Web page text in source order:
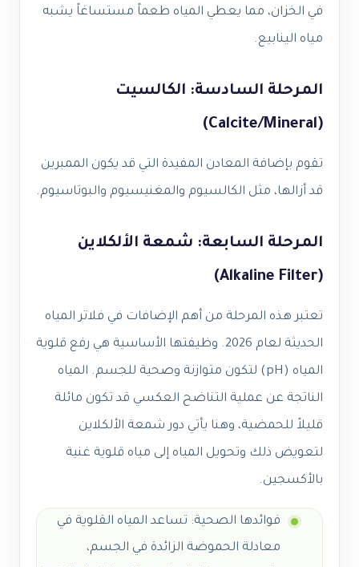
في الخزان، مما يعطي المياه طعماً مستساغاً يشبه
مياه الينابيع.
المرحلة السادسة: الكالسيت
(Calcite/Mineral)
تقوم بإضافة المعادن المفيدة التي قد يكون الممبرين
قد أزالها، مثل الكالسيوم والمغنيسيوم والبوتاسيوم.
المرحلة السابعة: شمعة الألكلاين
(Alkaline Filter)
تعتبر هذه المرحلة من أهم الإضافات في فلاتر المياه
الحديثة لعام 2026. وظيفتها الأساسية هي رفع قلوية
المياه (pH) لتكون متوازنة وصحية للجسم. المياه
الناتجة عن عملية التناضح العكسي قد تكون مائلة
قليلاً للحمضية، وهنا يأتي دور شمعة الألكلاين
لتعويض ذلك وتحويل المياه إلى مياه قلوية غنية
بالأكسجين.
فوائدها الصحية: تساعد المياه القلوية في
معادلة الحموضة الزائدة في الجسم،